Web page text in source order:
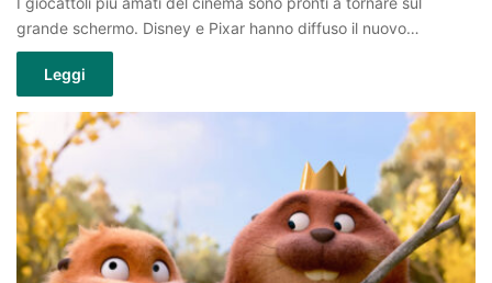
grande schermo. Disney e Pixar hanno diffuso il nuovo…
Leggi